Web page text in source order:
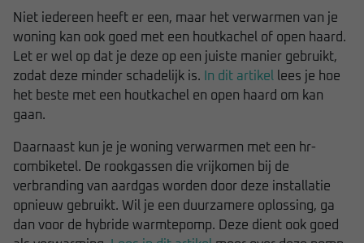
Niet iedereen heeft er een, maar het verwarmen van je
woning kan ook goed met een houtkachel of open haard.
Let er wel op dat je deze op een juiste manier gebruikt,
zodat deze minder schadelijk is.
In dit artikel
lees je hoe
het beste met een houtkachel en open haard om kan
gaan.
Daarnaast kun je je woning verwarmen met een hr-
combiketel. De rookgassen die vrijkomen bij de
verbranding van aardgas worden door deze installatie
opnieuw gebruikt. Wil je een duurzamere oplossing, ga
dan voor de hybride warmtepomp. Deze dient ook goed